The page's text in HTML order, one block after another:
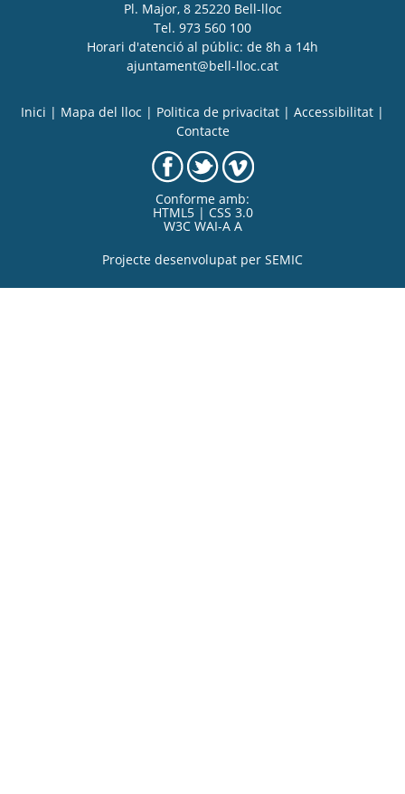
Pl. Major, 8 25220 Bell-lloc
Tel. 973 560 100
Horari d'atenció al públic: de 8h a 14h
ajuntament@bell-lloc.cat
Inici | Mapa del lloc | Politica de privacitat | Accessibilitat |
Contacte
Conforme amb:
HTML5 | CSS 3.0
W3C WAI-A A
Projecte desenvolupat per SEMIC